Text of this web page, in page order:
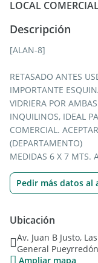
LOCAL
Descripción
[ALAN-8]
RETASADO ANTES
IMPORTANTE
VIDRIERA POR
INQUILINOS, IDEAL
COMERCIAL.
(DEPARTAMENTO)
MEDIDAS 6 X 7 MTS.
Pedir más datos al
Ubicación
Av. Juan B Justo,
General
Ampliar mapa